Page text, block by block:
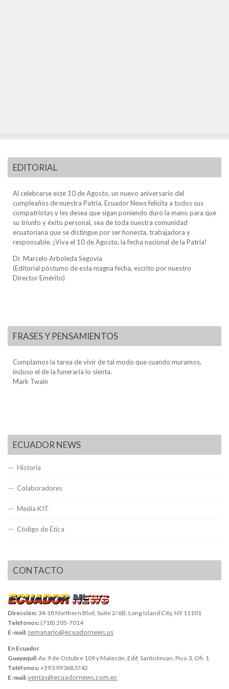
EDITORIAL
Al celebrarse este 10 de Agosto, un nuevo aniversario del
cumpleaños de nuestra Patria, Ecuador News felicita a todos sus
compatriotas y les desea que sigan poniendo duro la mano para que
su triunfo y éxito personal, sea de toda nuestra comunidad
ecuatoriana que se distingue por ser honesta, trabajadora y
responsable. ¡Viva el 10 de Agosto, la fecha nacional de la Patria!
Dr. Marcelo Arboleda Segovia
(Editorial póstumo de esta magna fecha, escrito por nuestro
Director Emérito)
FRASES Y PENSAMIENTOS
Cumplamos la tarea de vivir de tal modo que cuando muramos,
incluso el de la funeraria lo sienta.
Mark Twain
ECUADOR NEWS
Historia
Colaboradores
Media KIT
Código de Ética
CONTACTO
Dirección: 34-18 Northern Blvd, Suite 2/6B, Long Island City, NY 11101
Teléfonos: (718) 205-7014
E-mail: semanario@ecuadornews.us
En Ecuador
Guayaquil:Av. 9 de Octubre 109 y Malecón, Edif. Santistevan, Piso 3, Ofi. 1
Teléfonos:+593 993683742
E-mail:ventas@ecuadornews.com.ec